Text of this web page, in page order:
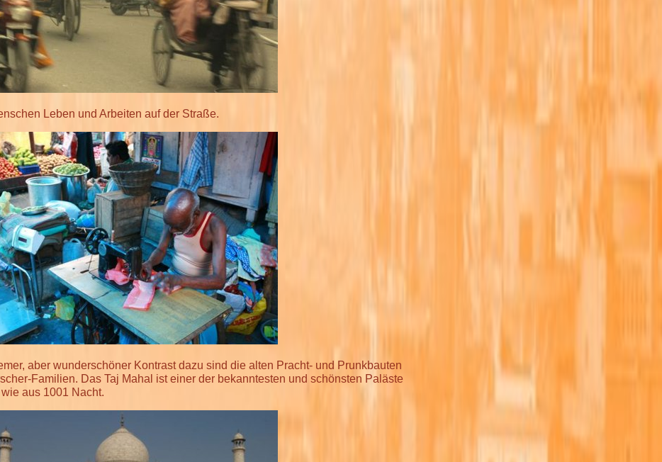
Leben und Arbeiten auf der Straße.
aber wunderschöner Kontrast dazu sind die alten Pracht- und Prunkbauten
Familien. Das Taj Mahal ist einer der bekanntesten und schönsten Paläste
wie aus 1001 Nacht.